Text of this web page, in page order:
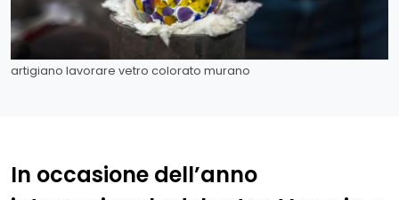
artigiano lavorare vetro colorato murano
In occasione dell’anno